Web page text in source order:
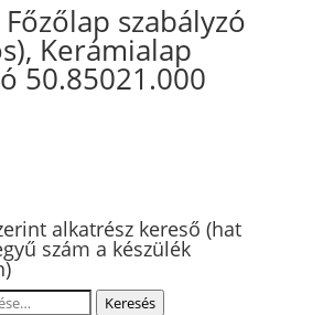
szabályzó
Kerámialap
50.85021.000
alkatrész kereső (hat
szám a készülék
Keresés